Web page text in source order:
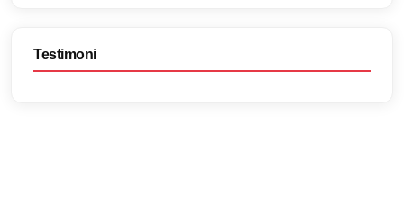
Testimoni